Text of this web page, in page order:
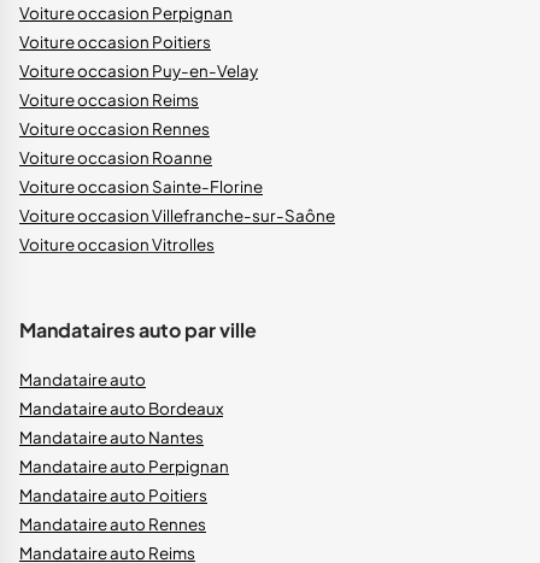
Voiture occasion Perpignan
Voiture occasion Poitiers
Voiture occasion Puy-en-Velay
Voiture occasion Reims
Voiture occasion Rennes
Voiture occasion Roanne
Voiture occasion Sainte-Florine
Voiture occasion Villefranche-sur-Saône
Voiture occasion Vitrolles
Mandataires auto par ville
Mandataire auto
Mandataire auto Bordeaux
Mandataire auto Nantes
Mandataire auto Perpignan
Mandataire auto Poitiers
Mandataire auto Rennes
Mandataire auto Reims